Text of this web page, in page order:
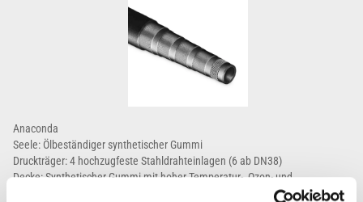
Anaconda
Seele: Ölbeständiger synthetischer Gummi
Druckträger: 4 hochzugfeste Stahldrahteinlagen (6 ab DN38)
Decke: Synthetischer Gummi mit hoher Temperatur-, Ozon- und